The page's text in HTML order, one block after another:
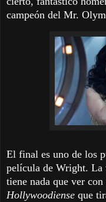
campeón del Mr.
El final es uno de los
película de Wright. La
tiene nada que ver
Hollywoodiense que